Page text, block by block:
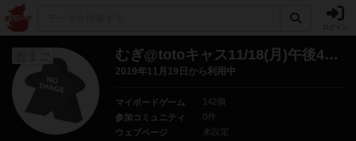
むぎ@totoキャス11/18(月)午後4時20分前後+SHOWROOM毎日配信！
2019年11月19日から利用中
マイボードゲーム
142個
参加コミュニティ
0件
ウェブページ
未設定